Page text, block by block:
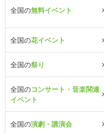
全国の無料イベント
全国の花イベント
全国の祭り
全国のコンサート・音楽関連
イベント
全国の演劇・講演会